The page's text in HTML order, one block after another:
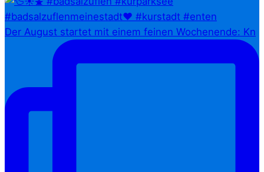
Der August startet mit einem feinen Wochenende: Kn